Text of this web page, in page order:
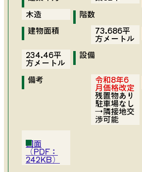
木造 階数
建物面積
73.686平
方メートル
234.46平
方メートル
設備
備考
令和8年6
月価格改定
残置物あり
駐車場なし
→隣接地交
渉可能
図面
（PDF：
242KB）